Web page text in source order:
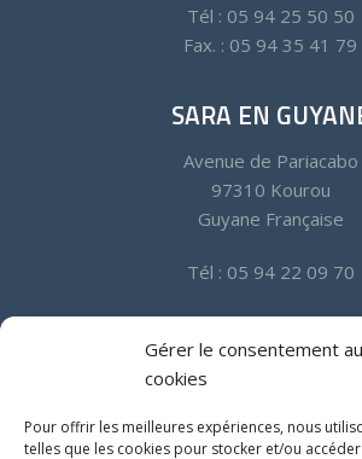
Gérer le consentement
cookies
Pour offrir les meilleures expériences, nous
telles que les cookies pour stocker et/ou
Tél : 05 94 25 50 50
Fax. : 05 94 35 41 79
SARA EN
Avenue de Pariacabo
97310 Kourou
Guyane Française
Tél : 05 94 22 09 70
SARA EN
Quartier Californie Zone
97232 Le Lamentin
Martinique